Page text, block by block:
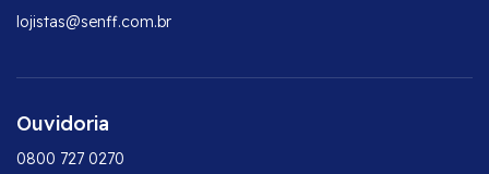
lojistas@senff.com.br
Ouvidoria
0800 727 0270